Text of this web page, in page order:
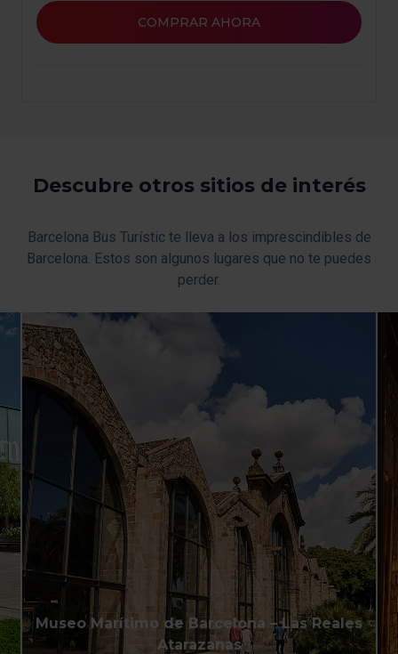
la opción “Gestor de cookies”, que encontrarás en el
menú de la parte inferior de la web.
COMPRAR AHORA
Descubre otros sitios de interés
Barcelona Bus Turístic te lleva a los imprescindibles de
Barcelona. Estos son algunos lugares que no te puedes
perder.
Museo Marítimo de Barcelona – Las Reales
Atarazanas